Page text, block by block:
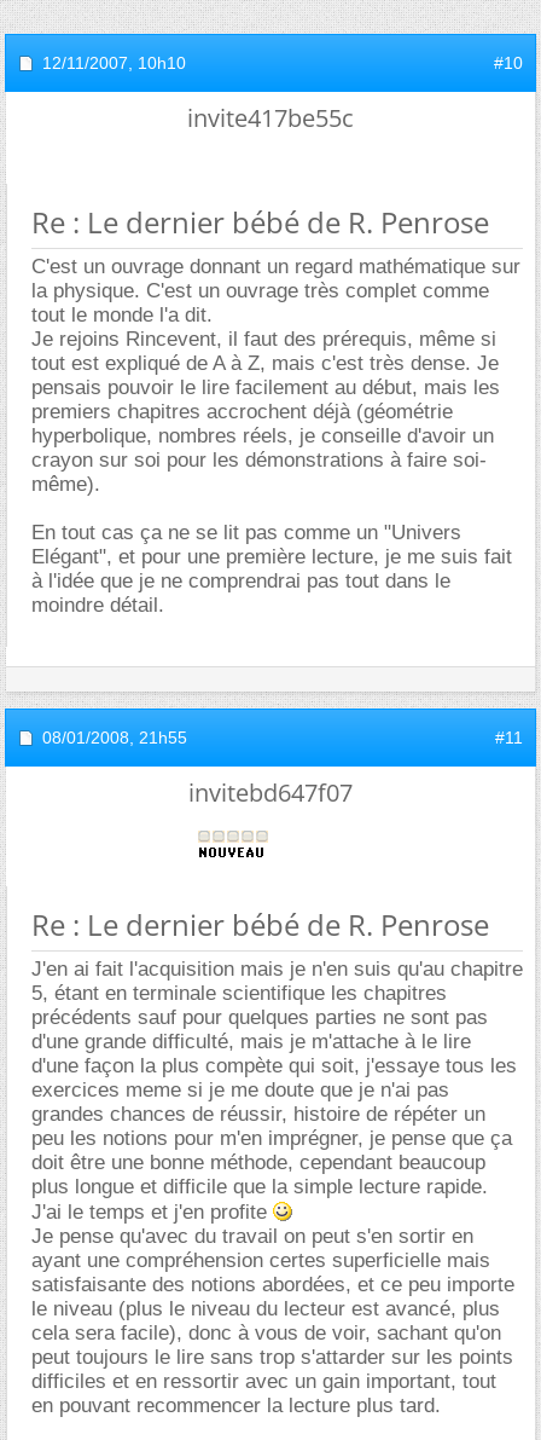
12/11/2007, 10h10 #10
invite417be55c
Re : Le dernier bébé de R. Penrose
C'est un ouvrage donnant un regard mathématique sur
la physique. C'est un ouvrage très complet comme
tout le monde l'a dit.
Je rejoins Rincevent, il faut des prérequis, même si
tout est expliqué de A à Z, mais c'est très dense. Je
pensais pouvoir le lire facilement au début, mais les
premiers chapitres accrochent déjà (géométrie
hyperbolique, nombres réels, je conseille d'avoir un
crayon sur soi pour les démonstrations à faire soi-
même).
En tout cas ça ne se lit pas comme un "Univers
Elégant", et pour une première lecture, je me suis fait
à l'idée que je ne comprendrai pas tout dans le
moindre détail.
08/01/2008, 21h55 #11
invitebd647f07
Re : Le dernier bébé de R. Penrose
J'en ai fait l'acquisition mais je n'en suis qu'au chapitre
5, étant en terminale scientifique les chapitres
précédents sauf pour quelques parties ne sont pas
d'une grande difficulté, mais je m'attache à le lire
d'une façon la plus compète qui soit, j'essaye tous les
exercices meme si je me doute que je n'ai pas
grandes chances de réussir, histoire de répéter un
peu les notions pour m'en imprégner, je pense que ça
doit être une bonne méthode, cependant beaucoup
plus longue et difficile que la simple lecture rapide.
J'ai le temps et j'en profite
Je pense qu'avec du travail on peut s'en sortir en
ayant une compréhension certes superficielle mais
satisfaisante des notions abordées, et ce peu importe
le niveau (plus le niveau du lecteur est avancé, plus
cela sera facile), donc à vous de voir, sachant qu'on
peut toujours le lire sans trop s'attarder sur les points
difficiles et en ressortir avec un gain important, tout
en pouvant recommencer la lecture plus tard.